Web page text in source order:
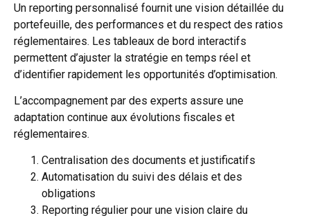
Un reporting personnalisé fournit une vision détaillée du
portefeuille, des performances et du respect des ratios
réglementaires. Les tableaux de bord interactifs
permettent d’ajuster la stratégie en temps réel et
d’identifier rapidement les opportunités d’optimisation.
L’accompagnement par des experts assure une
adaptation continue aux évolutions fiscales et
réglementaires.
Centralisation des documents et justificatifs
Automatisation du suivi des délais et des
obligations
Reporting régulier pour une vision claire du